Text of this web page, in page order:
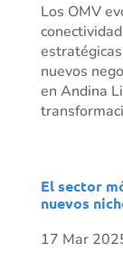
Los OMV
nuevos
en Andina
El sector
nuevos
17 Mar